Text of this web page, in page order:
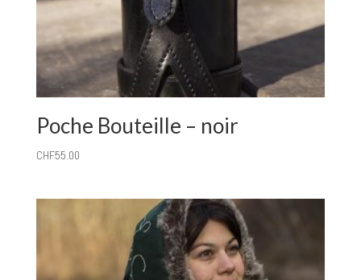
Poche Bouteille – noir
CHF55.00